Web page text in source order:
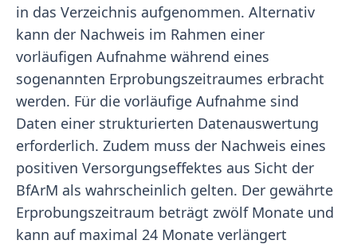
in das Verzeichnis aufgenommen. Alternativ
kann der Nachweis im Rahmen einer
vorläufigen Aufnahme während eines
sogenannten Erprobungszeitraumes erbracht
werden. Für die vorläufige Aufnahme sind
Daten einer strukturierten Datenauswertung
erforderlich. Zudem muss der Nachweis eines
positiven Versorgungseffektes aus Sicht der
BfArM als wahrscheinlich gelten. Der gewährte
Erprobungszeitraum beträgt zwölf Monate und
kann auf maximal 24 Monate verlängert